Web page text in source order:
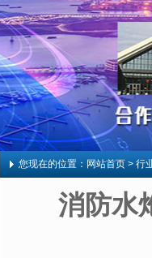
您现在的位置： 网站首页 > 行
消防水